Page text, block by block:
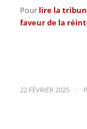
Pourlire la
faveur de la
22 FÉVRIER 2025 /